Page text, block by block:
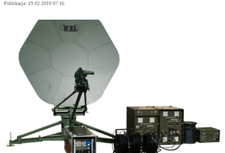
Publikacja: 19.02.2019 07:16